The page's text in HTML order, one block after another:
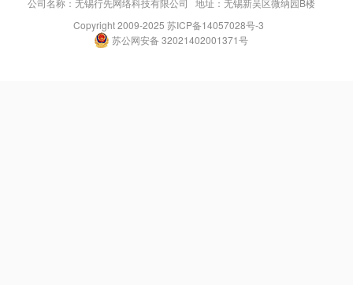
公司名称：无锡行先网络科技有限公司 地址：无锡新吴区微纳园B楼
Copyright 2009-2025 苏ICP备14057028号-3
苏公网安备 32021402001371号